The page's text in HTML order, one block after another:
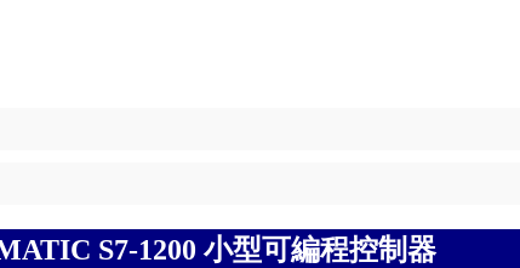
S7-1200 小型可編程控制器